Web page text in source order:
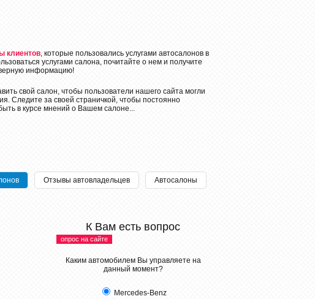
клиентов, которые пользовались услугами автосалонов в
услугами салона, почитайте о нем и получите
информацию!
свой салон, чтобы пользователи нашего сайта могли
Следите за своей страничкой, чтобы постоянно
в курсе мнений о Вашем салоне...
Отзывы автовладельцев Автосалоны
К Вам есть вопрос
опрос на сайте
Каким автомобилем Вы управляете на
данный момент?
Mercedes-Benz